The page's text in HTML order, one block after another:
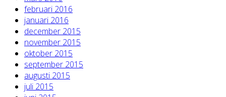
februari 2016
januari 2016
december 2015
november 2015
oktober 2015
september 2015
augusti 2015
juli 2015